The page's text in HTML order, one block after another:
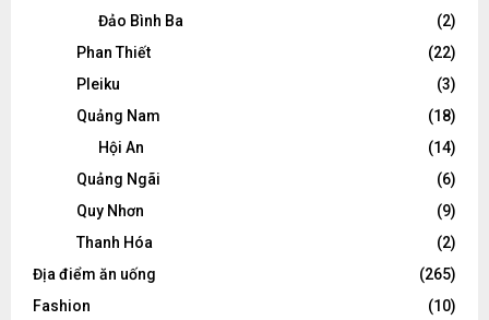
Đảo Bình Ba
(2)
Phan Thiết
(22)
Pleiku
(3)
Quảng Nam
(18)
Hội An
(14)
Quảng Ngãi
(6)
Quy Nhơn
(9)
Thanh Hóa
(2)
Địa điểm ăn uống
(265)
Fashion
(10)